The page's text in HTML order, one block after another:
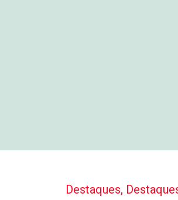
Destaques,